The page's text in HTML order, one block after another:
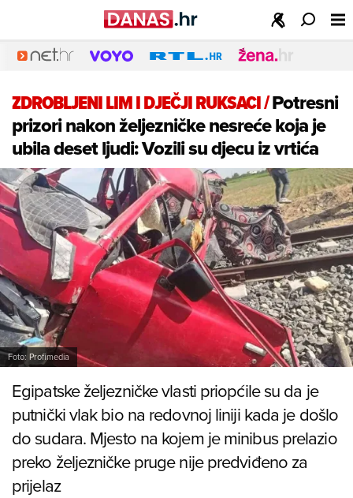
ZDROBLJENI LIM I DJEČJI RUKSACI/Potresni
prizori nakon željezničke nesreće koja je
ubila deset ljudi: Vozili su djecu iz vrtića
Foto: Profimedia
Egipatske željezničke vlasti priopćile su da je
putnički vlak bio na redovnoj liniji kada je došlo
do sudara. Mjesto na kojem je minibus prelazio
preko željezničke pruge nije predviđeno za
prijelaz